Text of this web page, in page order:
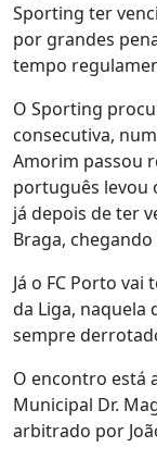
Sporting ter
por grandes
tempo
O Sporting
consecutiva,
Amorim passou
português levou
já depois de ter
Braga,
Já o FC Porto
da Liga, naquela
sempre
O encontro está
Municipal Dr.
arbitrado por